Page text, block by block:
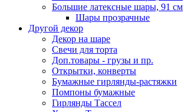
Большие латексные шары, 91 см
Шары прозрачные
Другой декор
Декор на шаре
Свечи для торта
Доп.товары - грузы и пр.
Открытки, конверты
Бумажные гирлянды-растяжки
Помпоны бумажные
Гирлянды Тассел